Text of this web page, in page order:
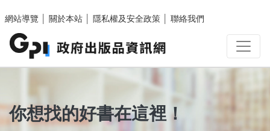
網站導覽
關於本站 隱私權及安全政策 聯絡我們
你想找的好書在這裡！